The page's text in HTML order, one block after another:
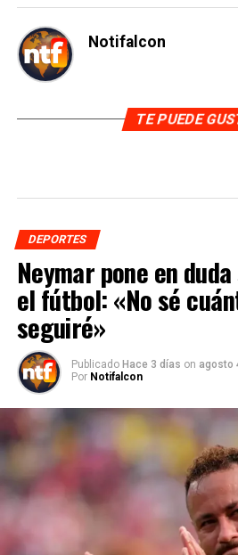
Notifalcon
TE PUEDE
DEPORTES
Neymar pone en
el fútbol: «No sé
seguiré»
Publicado Hace 3 días on agosto
Por Notifalcon